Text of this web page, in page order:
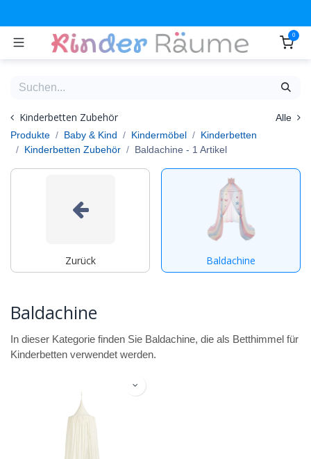
0
Kinderbetten Zubehör
Alle
Produkte
Baby & Kind Kindermöbel
Kinderbetten
Kinderbetten Zubehör
Baldachine - 1 Artikel
Zurück Baldachine
Baldachine
In dieser Kategorie finden Sie Baldachine, die als Betthimmel für
Kinderbetten verwendet werden.